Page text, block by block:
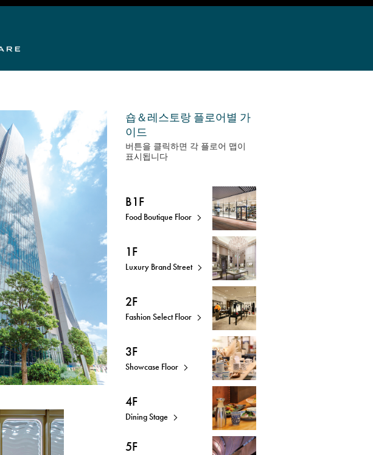
숍＆레스토랑 플로어별 가
이드
버튼을 클릭하면 각 플로어 맵이
표시됩니다
B1F
Food Boutique Floor
1F
Luxury Brand Street
2F
Fashion Select Floor
3F
Showcase Floor
4F
Dining Stage
5F